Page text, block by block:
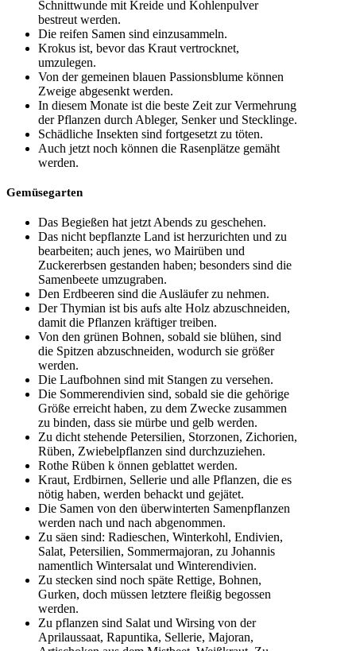
Schnittwunde mit Kreide und Kohlenpulver
bestreut werden.
Die reifen Samen sind einzusammeln.
Krokus ist, bevor das Kraut vertrocknet,
umzulegen.
Von der gemeinen blauen Passionsblume können
Zweige abgesenkt werden.
In diesem Monate ist die beste Zeit zur Vermehrung
der Pflanzen durch Ableger, Senker und Stecklinge.
Schädliche Insekten sind fortgesetzt zu töten.
Auch jetzt noch können die Rasenplätze gemäht
werden.
Gemüsegarten
Das Begießen hat jetzt Abends zu geschehen.
Das nicht bepflanzte Land ist herzurichten und zu
bearbeiten; auch jenes, wo Mairüben und
Zuckererbsen gestanden haben; besonders sind die
Samenbeete umzugraben.
Den Erdbeeren sind die Ausläufer zu nehmen.
Der Thymian ist bis aufs alte Holz abzuschneiden,
damit die Pflanzen kräftiger treiben.
Von den grünen Bohnen, sobald sie blühen, sind
die Spitzen abzuschneiden, wodurch sie größer
werden.
Die Laufbohnen sind mit Stangen zu versehen.
Die Sommerendivien sind, sobald sie die gehörige
Größe erreicht haben, zu dem Zwecke zusammen
zu binden, dass sie mürbe und gelb werden.
Zu dicht stehende Petersilien, Storzonen, Zichorien,
Rüben, Zwiebelpflanzen sind durchzuziehen.
Rothe Rüben k önnen geblattet werden.
Kraut, Erdbirnen, Sellerie und alle Pflanzen, die es
nötig haben, werden behackt und gejätet.
Die Samen von den überwinterten Samenpflanzen
werden nach und nach abgenommen.
Zu säen sind: Radieschen, Winterkohl, Endivien,
Salat, Petersilien, Sommermajoran, zu Johannis
namentlich Wintersalat und Winterendivien.
Zu stecken sind noch späte Rettige, Bohnen,
Gurken, doch müssen letztere fleißig begossen
werden.
Zu pflanzen sind Salat und Wirsing von der
Aprilaussaat, Rapuntika, Sellerie, Majoran,